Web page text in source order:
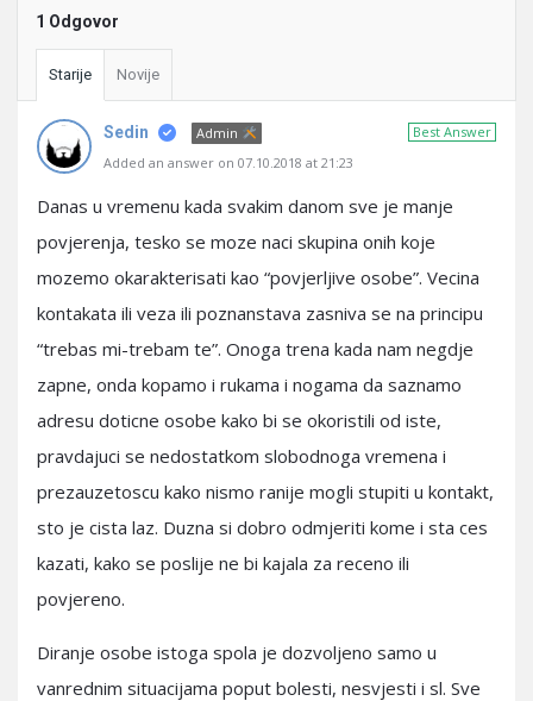
1 Odgovor
Starije Novije
Best Answer
Sedin
Admin
Added an answer on 07.10.2018 at 21:23
Danas u vremenu kada svakim danom sve je manje
povjerenja, tesko se moze naci skupina onih koje
mozemo okarakterisati kao “povjerljive osobe”. Vecina
kontakata ili veza ili poznanstava zasniva se na principu
“trebas mi-trebam te”. Onoga trena kada nam negdje
zapne, onda kopamo i rukama i nogama da saznamo
adresu doticne osobe kako bi se okoristili od iste,
pravdajuci se nedostatkom slobodnoga vremena i
prezauzetoscu kako nismo ranije mogli stupiti u kontakt,
sto je cista laz. Duzna si dobro odmjeriti kome i sta ces
kazati, kako se poslije ne bi kajala za receno ili
povjereno.
Diranje osobe istoga spola je dozvoljeno samo u
vanrednim situacijama poput bolesti, nesvjesti i sl. Sve